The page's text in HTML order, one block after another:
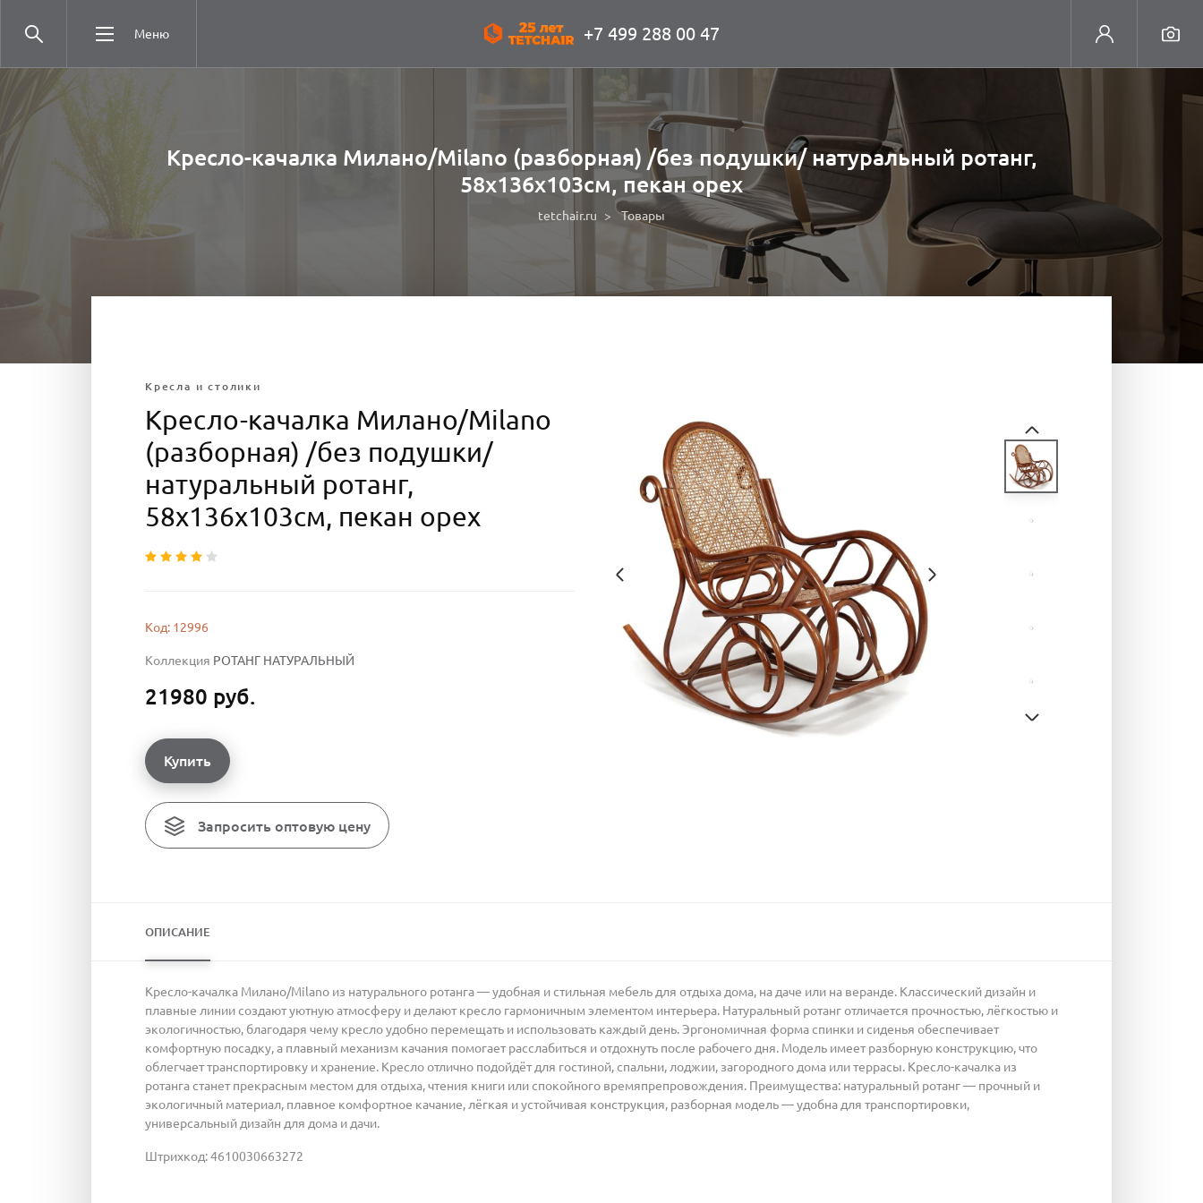
Меню +7 499 288 00 47
Кресло-качалка Милано/Milano (разборная) /без подушки/ натуральный ротанг,
58х136х103см, пекан орех
tetchair.ru Товары
Кресла и столики
Кресло-качалка Милано/Milano
(разборная) /без подушки/
натуральный ротанг,
58х136х103см, пекан орех
Код: 12996
Коллекция РОТАНГ НАТУРАЛЬНЫЙ
21980 руб.
Купить
Запросить оптовую цену
ОПИСАНИЕ
Кресло-качалка Милано/Milano из натурального ротанга — удобная и стильная мебель для отдыха дома, на даче или на веранде. Классический дизайн и
плавные линии создают уютную атмосферу и делают кресло гармоничным элементом интерьера. Натуральный ротанг отличается прочностью, лёгкостью и
экологичностью, благодаря чему кресло удобно перемещать и использовать каждый день. Эргономичная форма спинки и сиденья обеспечивает
комфортную посадку, а плавный механизм качания помогает расслабиться и отдохнуть после рабочего дня. Модель имеет разборную конструкцию, что
облегчает транспортировку и хранение. Кресло отлично подойдёт для гостиной, спальни, лоджии, загородного дома или террасы. Кресло-качалка из
ротанга станет прекрасным местом для отдыха, чтения книги или спокойного времяпрепровождения. Преимущества: натуральный ротанг — прочный и
экологичный материал, плавное комфортное качание, лёгкая и устойчивая конструкция, разборная модель — удобна для транспортировки,
универсальный дизайн для дома и дачи.
Штрихкод: 4610030663272